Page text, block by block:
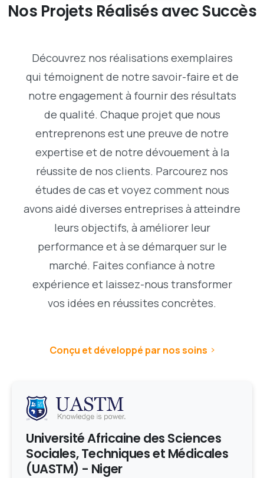
Nos Projets RéalisésavecSuccès
Découvrez nos réalisations exemplaires
qui témoignent de notre savoir-faire et de
notre engagement à fournir des résultats
de qualité. Chaque projet que nous
entreprenons est une preuve de notre
expertise et de notre dévouement à la
réussite de nos clients. Parcourez nos
études de cas et voyez comment nous
avons aidé diverses entreprises à atteindre
leurs objectifs, à améliorer leur
performance et à se démarquer sur le
marché. Faites confiance à notre
expérience et laissez-nous transformer
vos idées en réussites concrètes.
Conçu et développé par nos soins
Université Africaine des Sciences
Sociales, Techniques et Médicales
(UASTM) - Niger